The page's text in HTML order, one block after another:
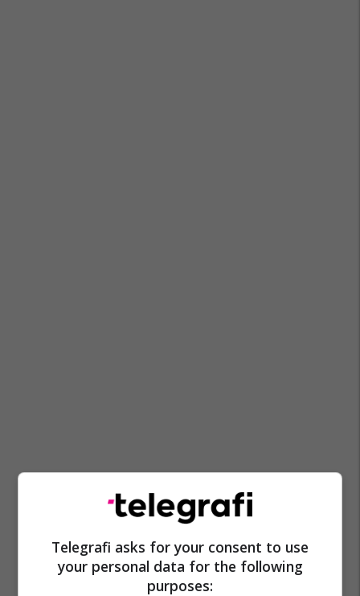
Telegrafi asks for your consent to use
your personal data for the following
purposes: